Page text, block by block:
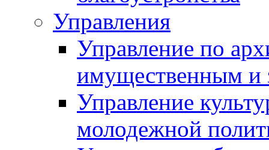
Управления
Управление по
имущественным и
Управление
молодежной